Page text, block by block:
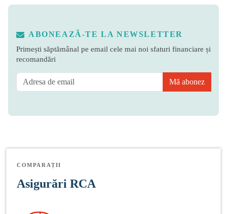
ABONEAZĂ-TE LA NEWSLETTER
Primești săptămânal pe email cele mai noi sfaturi financiare și
recomandări
Mă abonez
COMPARAȚII
Asigurări RCA